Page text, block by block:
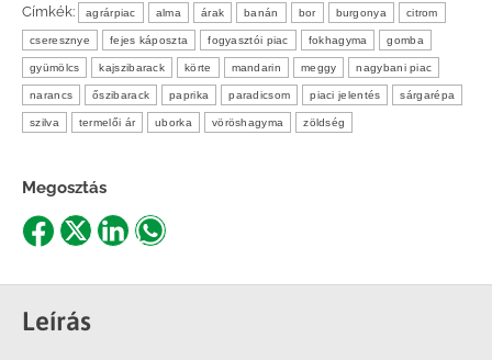
Címkék: agrárpiac alma árak banán bor burgonya citrom
cseresznye fejes káposzta fogyasztói piac fokhagyma gomba
gyümölcs kajszibarack körte mandarin meggy nagybani piac
narancs őszibarack paprika paradicsom piaci jelentés sárgarépa
szilva termelői ár uborka vöröshagyma zöldség
Megosztás
Share
Facebook
Share
X
ShareShare
Leírás